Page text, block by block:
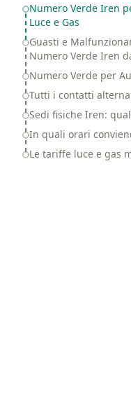
Table of Contents
Numero Verde Iren
Luce e Gas
Guasti e
Numero Verde Iren
Numero Verde per
Tutti i contatti
Sedi fisiche Iren:
In quali orari
Le tariffe luce e gas